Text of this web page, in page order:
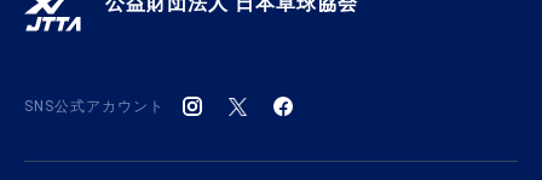
SNS公式アカウント